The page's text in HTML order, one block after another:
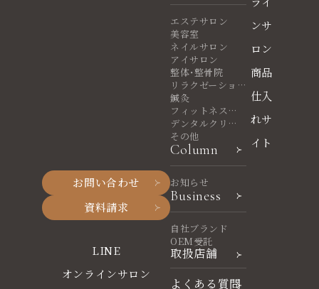
お問い合わせ
資料請求
LINE
オンラインサロン
エステサロン
美容室
ネイルサロン
アイサロン
整体・整骨院
リラクゼーショ
ンサロン
鍼灸
フィットネスヨ
ガ
デンタルクリニ
ック
その他
Column
お知らせ
Business
自社ブランド
OEM受託
取扱店舗
よくある質問
ンサ
ロン
商品
仕入
れサ
イト